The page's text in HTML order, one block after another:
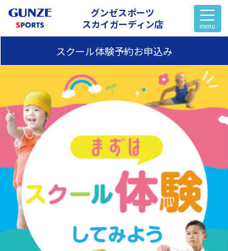
グンゼスポーツ
スカイガーディン店
menu
スクール体験予約お申込み